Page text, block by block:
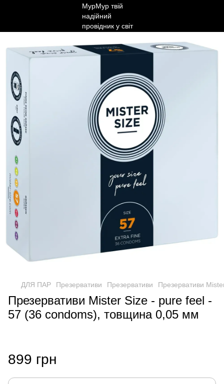
ДЛЯ ПАР Презервативи Презервативи Презервативи
Презервативи Mister Size - pure feel -
57 (36 condoms), товщина 0,05 мм
899 грн